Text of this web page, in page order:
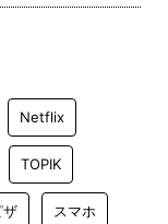
Netflix
TOPIK
ザ スマホ